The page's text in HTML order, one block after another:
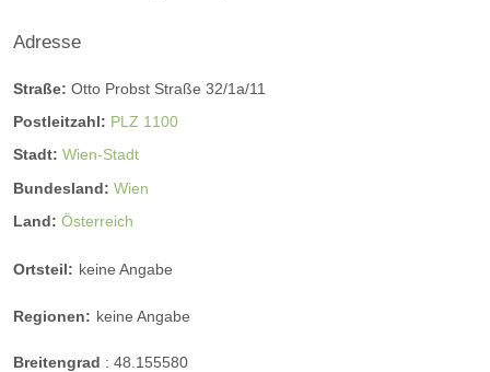
Adresse
Straße: Otto Probst Straße 32/1a/11
Postleitzahl: PLZ 1100
Stadt: Wien-Stadt
Bundesland: Wien
Land: Österreich
Ortsteil: keine Angabe
Regionen: keine Angabe
Breitengrad : 48.155580